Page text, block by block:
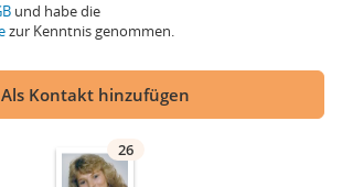
und habe die
zur Kenntnis genommen.
Als Kontakt hinzufügen
26